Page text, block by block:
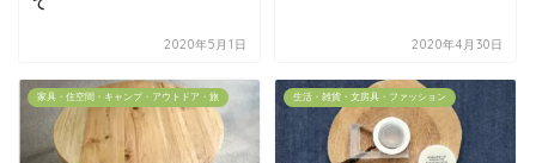
2020年5月1日 2020年4月30日
家具・住空間・キャンプ・アウトドア・旅 生活・雑貨・文房具・ファッション